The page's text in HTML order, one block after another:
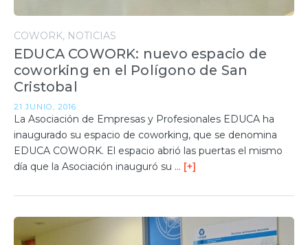
COWORK NOTICIAS
EDUCA COWORK: nuevo espacio de
coworking en el Polígono de San
Cristobal
21 JUNIO, 2016
La Asociación de Empresas y Profesionales EDUCA ha
inaugurado su espacio de coworking, que se denomina
EDUCA COWORK. El espacio abrió las puertas el mismo
día que la Asociación inauguró su … [+]